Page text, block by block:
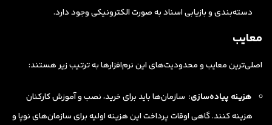
دسته‌بندی و بازیابی اسناد به صورت الکترونیکی وجود دارد.
معایب
اصلی‌ترین معایب و محدودیت‌های این نرم‌افزارها به ترتیب زیر هستند:
هزینه پیاده‌سازی: سازمان‌ها باید برای خرید، نصب و آموزش کارکنان
هزینه کنند. گاهی اوقات پرداخت این هزینه اولیه برای سازمان‌های نوپا و